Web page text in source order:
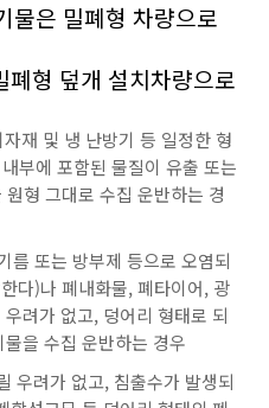
은 밀폐형 차량으로
형 덮개 설치차량으로
재 및 냉 난방기 등 일정한 형
부에 포함된 물질이 유출 또는
형 그대로 수집 운반하는 경
름 또는 방부제 등으로 오염되
다)나 폐내화물, 폐타이어, 광
려가 없고, 덩어리 형태로 되
을 수집 운반하는 경우
우려가 없고, 침출수가 발생되